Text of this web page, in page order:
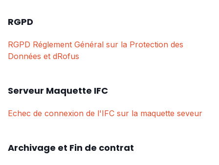
RGPD
RGPD Réglement Général sur la Protection des
Données et dRofus
Serveur Maquette IFC
Echec de connexion de l'IFC sur la maquette seveur
Archivage et Fin de contrat